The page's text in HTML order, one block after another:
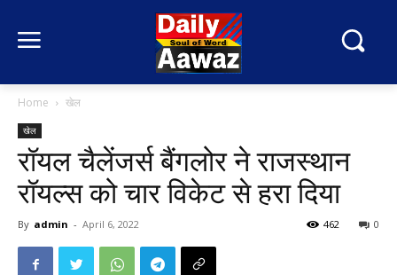
Home खेल
खेल
रॉयल चैलेंजर्स बैंगलोर ने राजस्थान
रॉयल्स को चार विकेट से हरा दिया
By admin - April 6, 2022 0
462